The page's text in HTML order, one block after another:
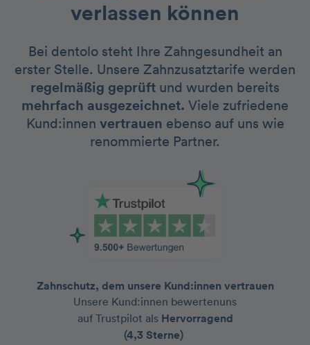
verlassen können
Bei dentolo steht Ihre Zahngesundheit an
erster Stelle. Unsere Zahnzusatztarife werden
regelmäßig geprüft und wurden bereits
mehrfach ausgezeichnet. Viele zufriedene
Kund:innen vertrauen ebenso auf uns wie
renommierte Partner.
Zahnschutz, dem unsere Kund:innen vertrauen
Unsere Kund:innen bewertenuns
auf Trustpilot als Hervorragend
(4,3 Sterne)